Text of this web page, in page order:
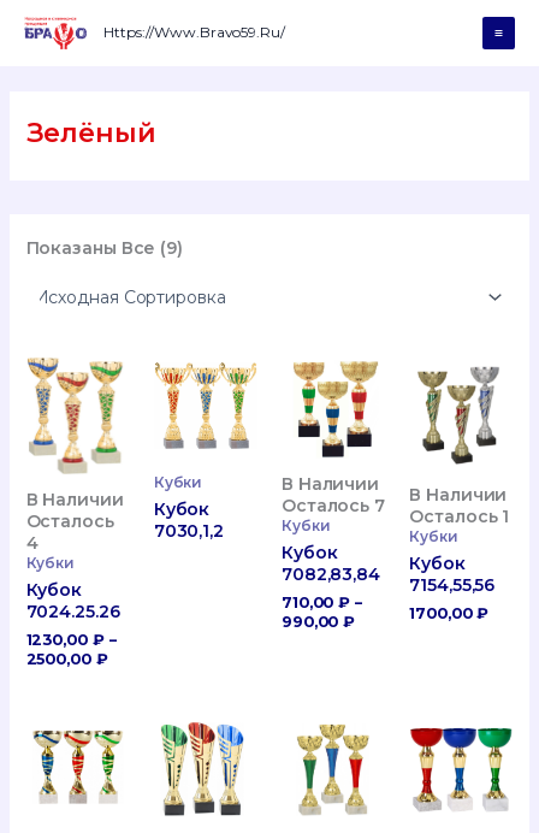
Содержимому
Https://www.bravo59.ru/
Зелёный
Показаны Все (9)
В Наличии
Осталось
4
Кубки
Кубок
7024.25.26
1230,00 ₽ –
2500,00 ₽Диапазон
2500,00 ₽
Кубки
Кубок
7030,1,2
В Наличии
Осталось 7
Кубки
Кубок
7082,83,84
710,00₽ –
990,00₽Диапазон
В Наличии
Осталось 1
Кубки
Кубок
7154,55,56
1700,00₽